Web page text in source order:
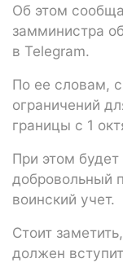
Об этом
замминистра
в Telegram.
По ее словам,
ограничений
границы с 1
При этом
добровольный
воинский учет.
Стоит
должен